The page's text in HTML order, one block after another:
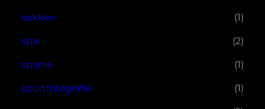
sokken (1)
spa (2)
spanje (1)
sportfotografie (1)